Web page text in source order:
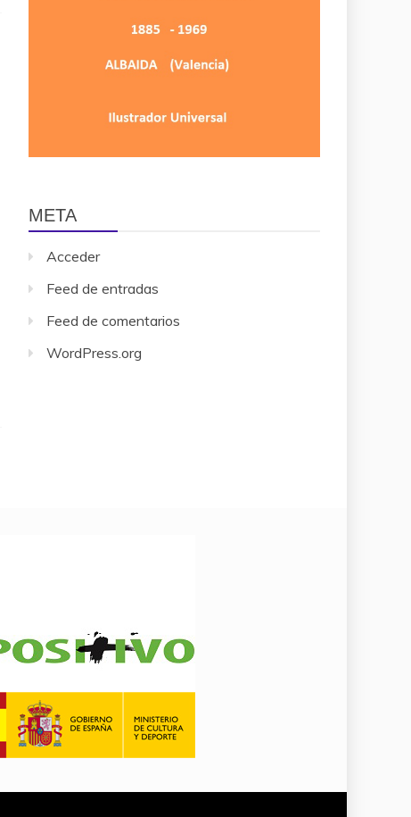
META
Acceder
Feed de entradas
Feed de comentarios
WordPress.org